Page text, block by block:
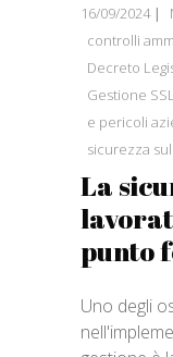
16/09/2024
controlli
Decreto
Gestione SSL
e pericoli
sicurezza
La
punto
Uno degli